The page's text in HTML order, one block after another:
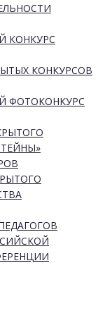
КОНКУРС
КОНКУРСОВ
ФОТОКОНКУРС